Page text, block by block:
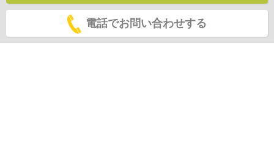
電話でお問い合わせする